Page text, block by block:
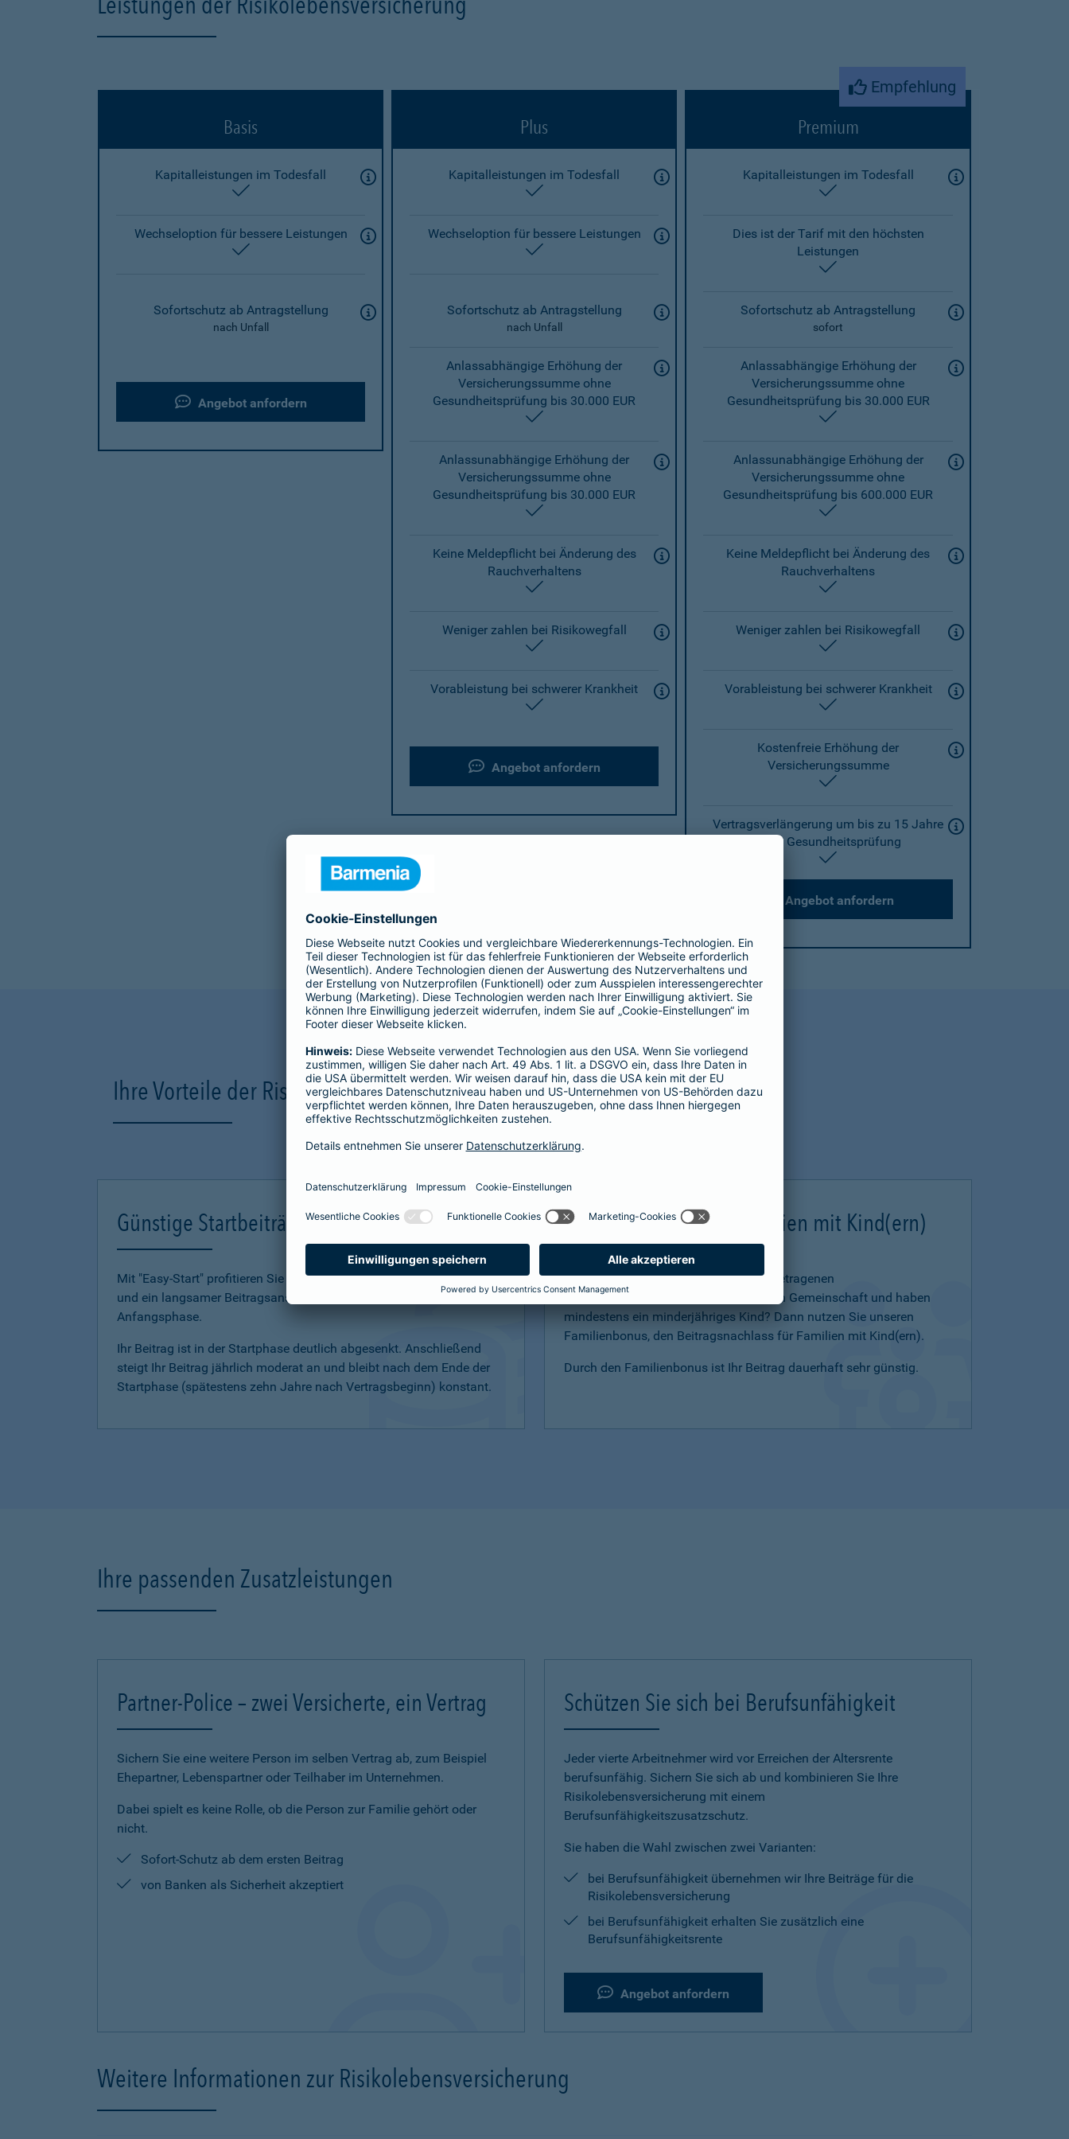
Basis Plus Premium
Empfehlung
Kapitalleistungen im Todesfall
enthalten
Kapitalleistungen im Todesfall
enthalten
Kapitalleistungen im Todesfall
Wechseloption für bessere Leistungen
enthalten
Wechseloption für bessere Leistungen
enthalten
Dies ist der Tarif mit den höchsten
Leistungen
Sofortschutz ab Antragstellung
nach Unfall
Sofortschutz ab Antragstellung
nach Unfall
Sofortschutz ab Antragstellung
sofort
Angebot anfordern
Anlassabhängige Erhöhung der
Versicherungssumme ohne
Gesundheitsprüfung bis 30.000 EUR
enthalten
Anlassabhängige Erhöhung der
Versicherungssumme ohne
Gesundheitsprüfung bis 30.000 EUR
Anlassunabhängige Erhöhung der
Versicherungssumme ohne
Gesundheitsprüfung bis 30.000 EUR
enthalten
Anlassunabhängige Erhöhung der
Versicherungssumme ohne
Gesundheitsprüfung bis 600.000 EUR
Keine Meldepflicht bei Änderung des
Rauchverhaltens
enthalten
Keine Meldepflicht bei Änderung des
Rauchverhaltens
Weniger zahlen bei Risikowegfall
enthalten
Weniger zahlen bei Risikowegfall
Vorableistung bei schwerer Krankheit
enthalten
Vorableistung bei schwerer Krankheit
Angebot anfordern
Kostenfreie Erhöhung der
Versicherungssumme
Vertragsverlängerung um bis zu 15 Jahre
ohne Gesundheitsprüfung
Angebot anfordern
Ihre Vorteile der Risikolebensversicherung
Günstige Startbeiträge mit "Easy-Start"
Mit "Easy-Start" profitieren Sie gleich doppelt: günstige Startbeiträge
und ein lang­samer Beitragsanstieg unterstützen Sie in der
Anfangsphase.
Ihr Beitrag ist in der Startphase deutlich abgesenkt. Anschließend
steigt Ihr Beitrag jährlich moderat an und bleibt nach dem Ende der
Startphase (spätestens zehn Jahre nach Vertragsbeginn) konstant.
Familienbonus – für Familien mit Kind(ern)
Sind Sie verheiratet, leben in einer eingetragenen
Lebenspartnerschaft oder eheähnlichen Gemeinschaft und haben
mindestens ein minderjähriges Kind? Dann nutzen Sie unseren
Familienbonus, den Beitragsnachlass für Familien mit Kind(ern).
Durch den Familienbonus ist Ihr Beitrag dauerhaft sehr günstig.
Ihre passenden Zusatzleistungen
Partner-Police – zwei Versicherte, ein Vertrag
Sichern Sie eine weitere Person im selben Vertrag ab, zum Beispiel
Ehepartner, Lebenspartner oder Teilhaber im Unternehmen.
Dabei spielt es keine Rolle, ob die Person zur Familie gehört oder
nicht.
Sofort-Schutz ab dem ersten Beitrag
von Banken als Sicherheit akzeptiert
Schützen Sie sich bei Berufsunfähigkeit
Jeder vierte Arbeitnehmer wird vor Erreichen der Altersrente
berufsunfähig. Sichern Sie sich ab und kombinieren Sie Ihre
Risikolebensversicherung mit einem
Berufsunfähigkeitszusatzschutz.
Sie haben die Wahl zwischen zwei Varianten:
bei Berufsunfähigkeit übernehmen wir Ihre Beiträge für die
Risikolebensversicherung
bei Berufsunfähigkeit erhalten Sie zusätzlich eine
Berufsunfähigkeitsrente
Angebot anfordern
Weitere Informationen zur Risikolebensversicherung